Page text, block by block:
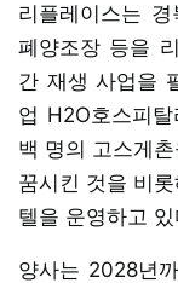
리플레이스는
폐양조장 등을
간 재생 사업을
업 H2O호스피
백 명의 고스게
꿈시킨 것을 비
텔을 운영하고 있
양사는 2028년